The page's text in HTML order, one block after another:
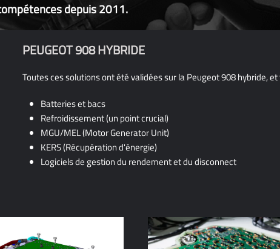
depuis 2011.
PEUGEOT 908 HYBRIDE
Toutes ces solutions ont été validées sur la Peugeot 908 hybride,
Batteries et bacs
Refroidissement (un point crucial)
MGU/MEL (Motor Generator Unit)
KERS (Récupération d'énergie)
Logiciels de gestion du rendement et du disconnect